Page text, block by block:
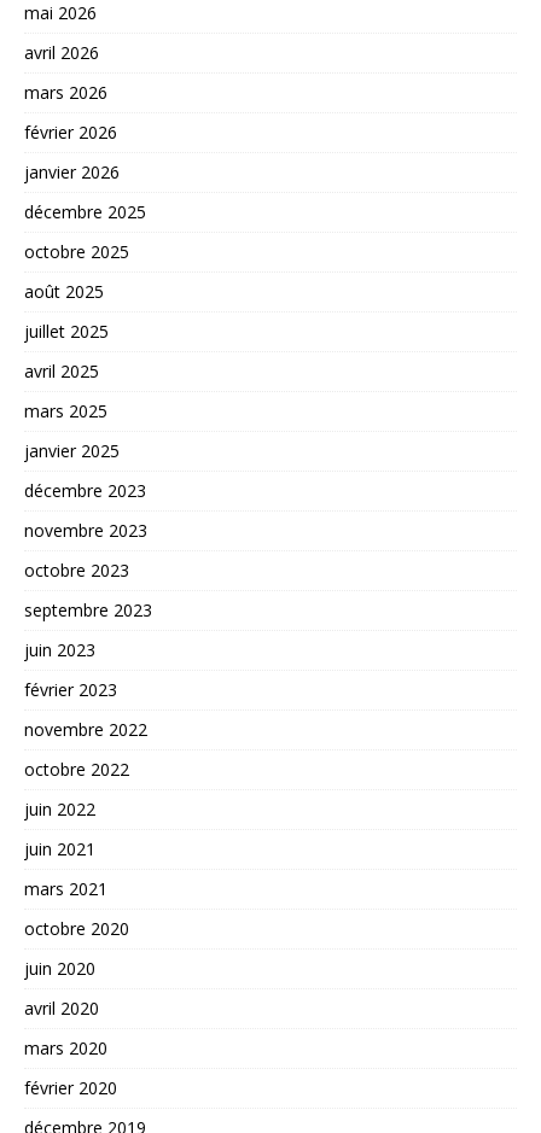
mai 2026
avril 2026
mars 2026
février 2026
janvier 2026
décembre 2025
octobre 2025
août 2025
juillet 2025
avril 2025
mars 2025
janvier 2025
décembre 2023
novembre 2023
octobre 2023
septembre 2023
juin 2023
février 2023
novembre 2022
octobre 2022
juin 2022
juin 2021
mars 2021
octobre 2020
juin 2020
avril 2020
mars 2020
février 2020
décembre 2019